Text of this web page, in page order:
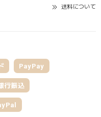
送料について
PayPay
行振込